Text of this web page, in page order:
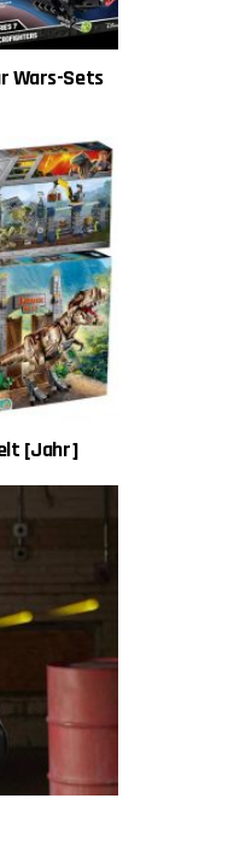
Wars-Sets
[Jahr]